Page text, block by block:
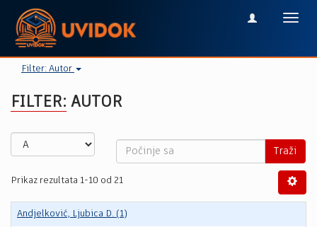
Filter: Autor
FILTER: AUTOR
Traži
Prikaz rezultata 1-10 od 21
Andjelković, Ljubica D. (1)